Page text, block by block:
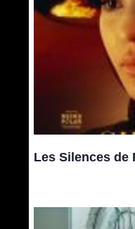
Les Silences de